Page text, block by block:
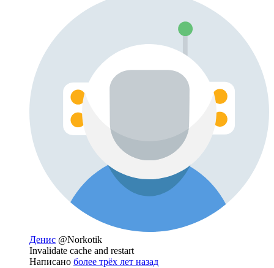
Денис @Norkotik
Invalidate cache and restart
Написано более трёх лет назад